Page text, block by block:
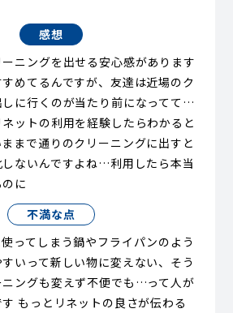
感想
ニングを出せる安心感があります
めてるんですが、友達は近場のク
しに行くのが当たり前になってて…
ットの利用を経験したらわかると
まで通りのクリーニングに出すと
ないんですよね…利用したら本当
に
不満な点
ってしまう鍋やフライパンのよう
いって新しい物に変えない、そう
ングも変えず不便でも…って人が
もっとリネットの良さが伝わる